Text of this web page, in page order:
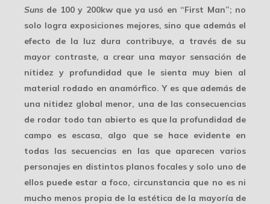
Suns de 100 y 200kw que ya usó en “First Man”; no
solo logra exposiciones mejores, sino que además el
efecto de la luz dura contribuye, a través de su
mayor contraste, a crear una mayor sensación de
nitidez y profundidad que le sienta muy bien al
material rodado en anamórfico. Y es que además de
una nitidez global menor, una de las consecuencias
de rodar todo tan abierto es que la profundidad de
campo es escasa, algo que se hace evidente en
todas las secuencias en las que aparecen varios
personajes en distintos planos focales y solo uno de
ellos puede estar a foco, circunstancia que no es ni
mucho menos propia de la estética de la mayoría de